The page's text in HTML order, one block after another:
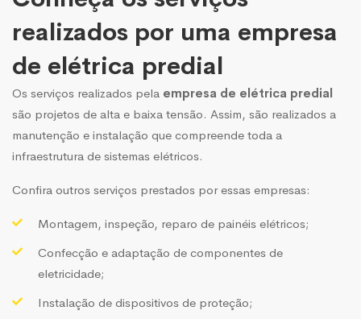
realizados por uma empresa
de elétrica predial
Os serviços realizados pela empresa de elétrica predial
são projetos de alta e baixa tensão. Assim, são realizados a
manutenção e instalação que compreende toda a
infraestrutura de sistemas elétricos.
Confira outros serviços prestados por essas empresas:
Montagem, inspeção, reparo de painéis elétricos;
Confecção e adaptação de componentes de
eletricidade;
Instalação de dispositivos de proteção;